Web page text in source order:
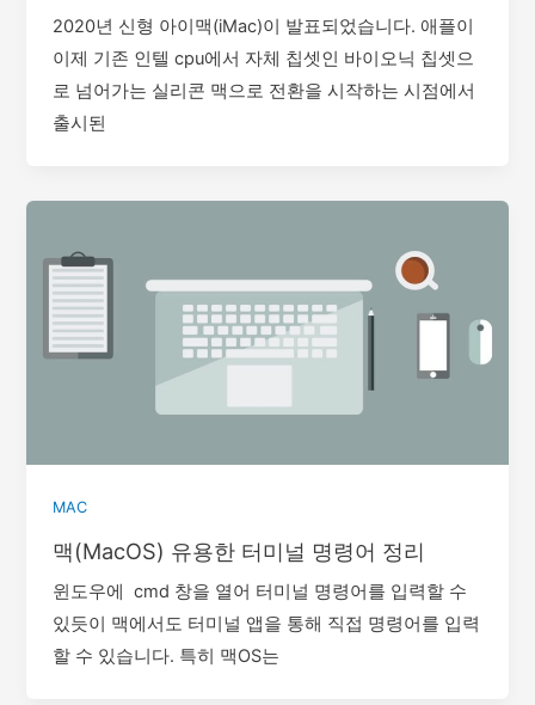
2020년 신형 아이맥(iMac)이 발표되었습니다. 애플이
이제 기존 인텔 cpu에서 자체 칩셋인 바이오닉 칩셋으
로 넘어가는 실리콘 맥으로 전환을 시작하는 시점에서
출시된
MAC
맥(MacOS) 유용한 터미널 명령어 정리
윈도우에 cmd 창을 열어 터미널 명령어를 입력할 수
있듯이 맥에서도 터미널 앱을 통해 직접 명령어를 입력
할 수 있습니다. 특히 맥OS는